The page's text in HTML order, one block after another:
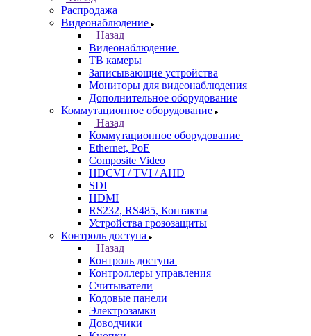
Распродажа
Видеонаблюдение
Назад
Видеонаблюдение
ТВ камеры
Записывающие устройства
Мониторы для видеонаблюдения
Дополнительное оборудование
Коммутационное оборудование
Назад
Коммутационное оборудование
Ethernet, PoE
Composite Video
HDCVI / TVI / AHD
SDI
HDMI
RS232, RS485, Контакты
Устройства грозозащиты
Контроль доступа
Назад
Контроль доступа
Контроллеры управления
Считыватели
Кодовые панели
Электрозамки
Доводчики